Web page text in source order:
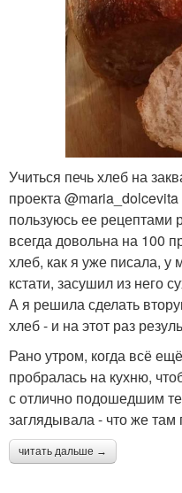
Учиться печь хлеб на
проекта
пользуюсь ее рецептами
всегда довольна на 100
хлеб, как я уже писала,
кстати, засушил из него
А я решила сделать
хлеб - и на этот раз
Рано утром, когда всё
пробралась на кухню,
с отлично подошедшим
заглядывала - что же там
читать дальше →